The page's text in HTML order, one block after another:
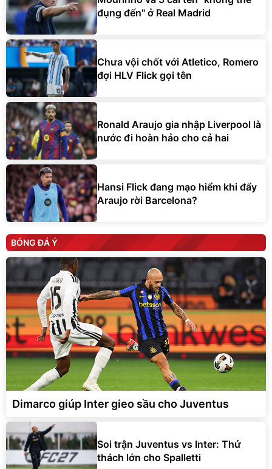
đụng đến" ở Real Madrid
Chưa vội chốt với Atletico, Romero
đợi HLV Flick gọi tên
Ronald Araujo gia nhập Liverpool là
nước đi hoàn hảo cho cả hai
Hansi Flick đang mạo hiểm khi đẩy
Araujo rời Barcelona?
BÓNG ĐÁ Ý
Dimarco giúp Inter gieo sầu cho Juventus
Soi trận Juventus vs Inter: Thử
thách lớn cho Spalletti